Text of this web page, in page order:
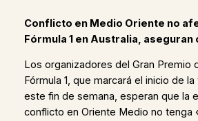
Conflicto en Medio Oriente no
Fórmula 1 en Australia,
Los organizadores del Gran Premio
Fórmula 1, que marcará el inicio de
este fin de semana, esperan que la
conflicto en Oriente Medio no tenga